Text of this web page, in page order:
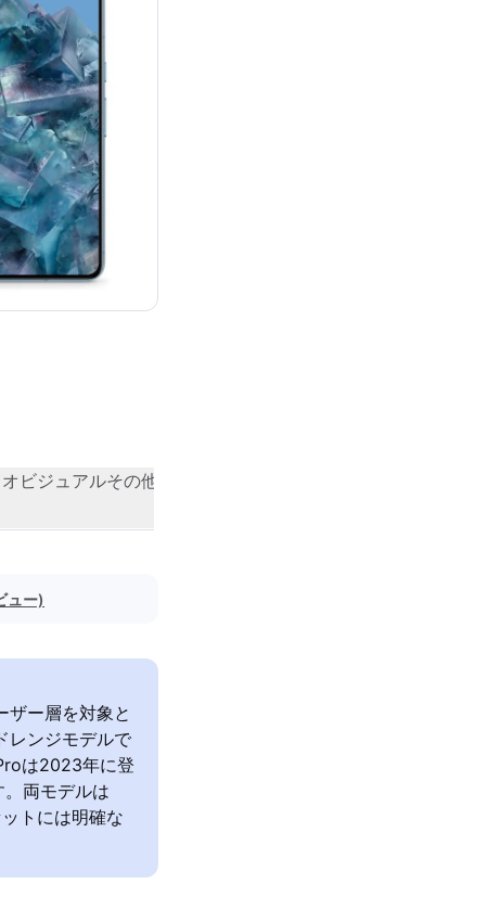
ビジュアルその他
ュー)
ー層を対象と
レンジモデルで
は2023年に登
両モデルは
トには明確な